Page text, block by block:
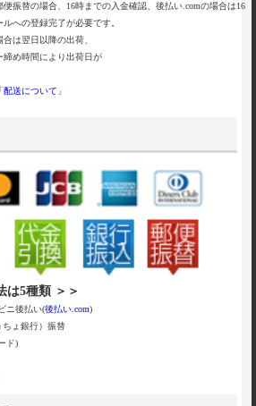
振替の場合、16時までの入金確認、後払い.comの場合は16
への登録完了が必要です。
は翌日以降の出荷、
締め時間により出荷日が
配送について 」
は5種類 ＞＞
ニ後払い(後払い.com)
ちょ銀行）振替
ド)